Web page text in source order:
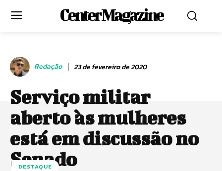
Center Magazine
Redação 23 de fevereiro de 2020
Serviço militar
aberto às mulheres
está em discussão no
Senado
DESTAQUE